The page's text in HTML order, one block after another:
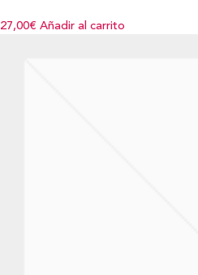
27,00€ Añadir al carrito